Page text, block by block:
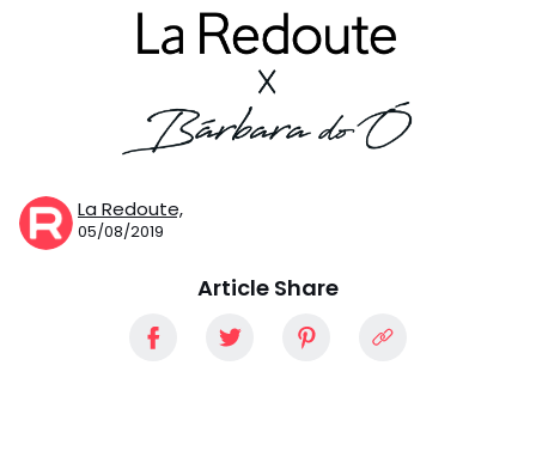
La Redoute,
05/08/2019
Article Share